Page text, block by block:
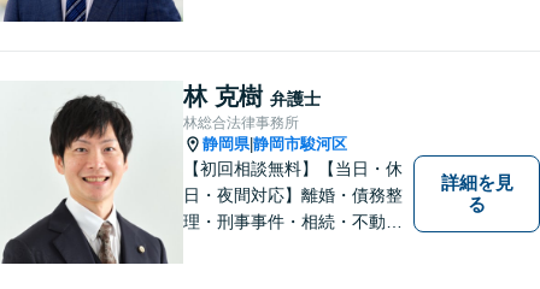
護士です。遺言書などのご相
談も、お任せください。【静
岡市の弁護士】
林 克樹 弁護士
林総合法律事務所
静岡県|静岡市駿河区
【初回相談無料】【当日・休
日・夜間対応】離婚・債務整
理・刑事事件・相続・不動産
詳細を見
る